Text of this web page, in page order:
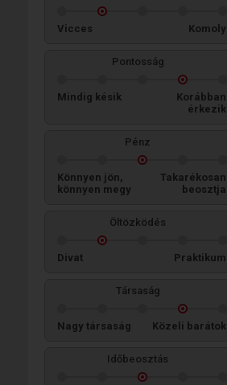
Vicces Komoly
Pontosság
Mindig késik
Korábban
érkezik
Pénz
Könnyen jön,
könnyen megy
Takarékosan
beosztja
Öltözködés
Divat Praktikum
Társaság
Nagy társaság Közeli barátok
Időbeosztás